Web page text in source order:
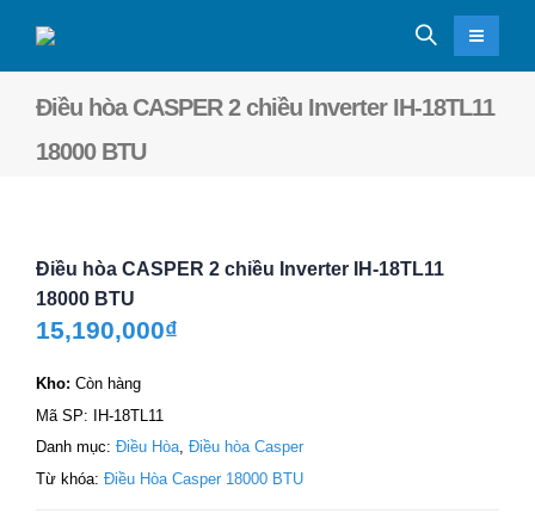
Điều hòa CASPER 2 chiều Inverter IH-18TL11
18000 BTU
Điều hòa CASPER 2 chiều Inverter IH-18TL11
18000 BTU
15,190,000₫
Kho: Còn hàng
Mã SP: IH-18TL11
Danh mục: Điều Hòa, Điều hòa Casper
Từ khóa: Điều Hòa Casper 18000 BTU